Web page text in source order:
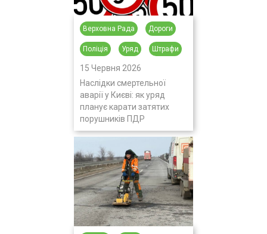
Верховна Рада Дороги
Поліція Уряд Штрафи
15 Червня 2026
Наслідки смертельної
аварії у Києві: як уряд
планує карати затятих
порушників ПДР